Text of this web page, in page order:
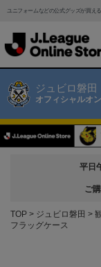
ユニフォームなどの公式グッズが買える
ジュビロ磐田
オフィシャルオ
平日
ご
TOP ジュビロ磐田
フラッグケース